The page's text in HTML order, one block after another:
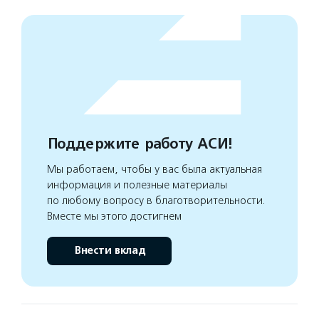
Поддержите работу АСИ!
Мы работаем, чтобы у вас была актуальная
информация и полезные материалы
по любому вопросу в благотворительности.
Вместе мы этого достигнем
Внести вклад